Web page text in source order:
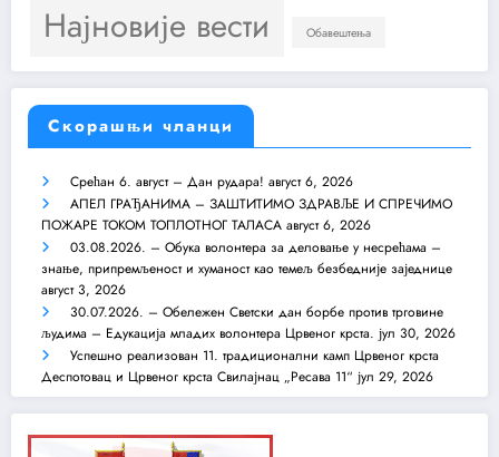
Најновије вести Обавештења
Скорашњи чланци
Срећан 6. август – Дан рудара! август 6, 2026
АПЕЛ ГРАЂАНИМА – ЗАШТИТИМО ЗДРАВЉЕ И СПРЕЧИМО
ПОЖАРЕ ТОКОМ ТОПЛОТНОГ ТАЛАСА август 6, 2026
03.08.2026. – Обука волонтера за деловање у несрећама –
знање, припремљеност и хуманост као темељ безбедније заједнице
август 3, 2026
30.07.2026. – Обележен Светски дан борбе против трговине
људима – Едукација младих волонтера Црвеног крста. јул 30, 2026
Успешно реализован 11. традиционални камп Црвеног крста
Деспотовац и Црвеног крста Свилајнац „Ресава 11“ јул 29, 2026